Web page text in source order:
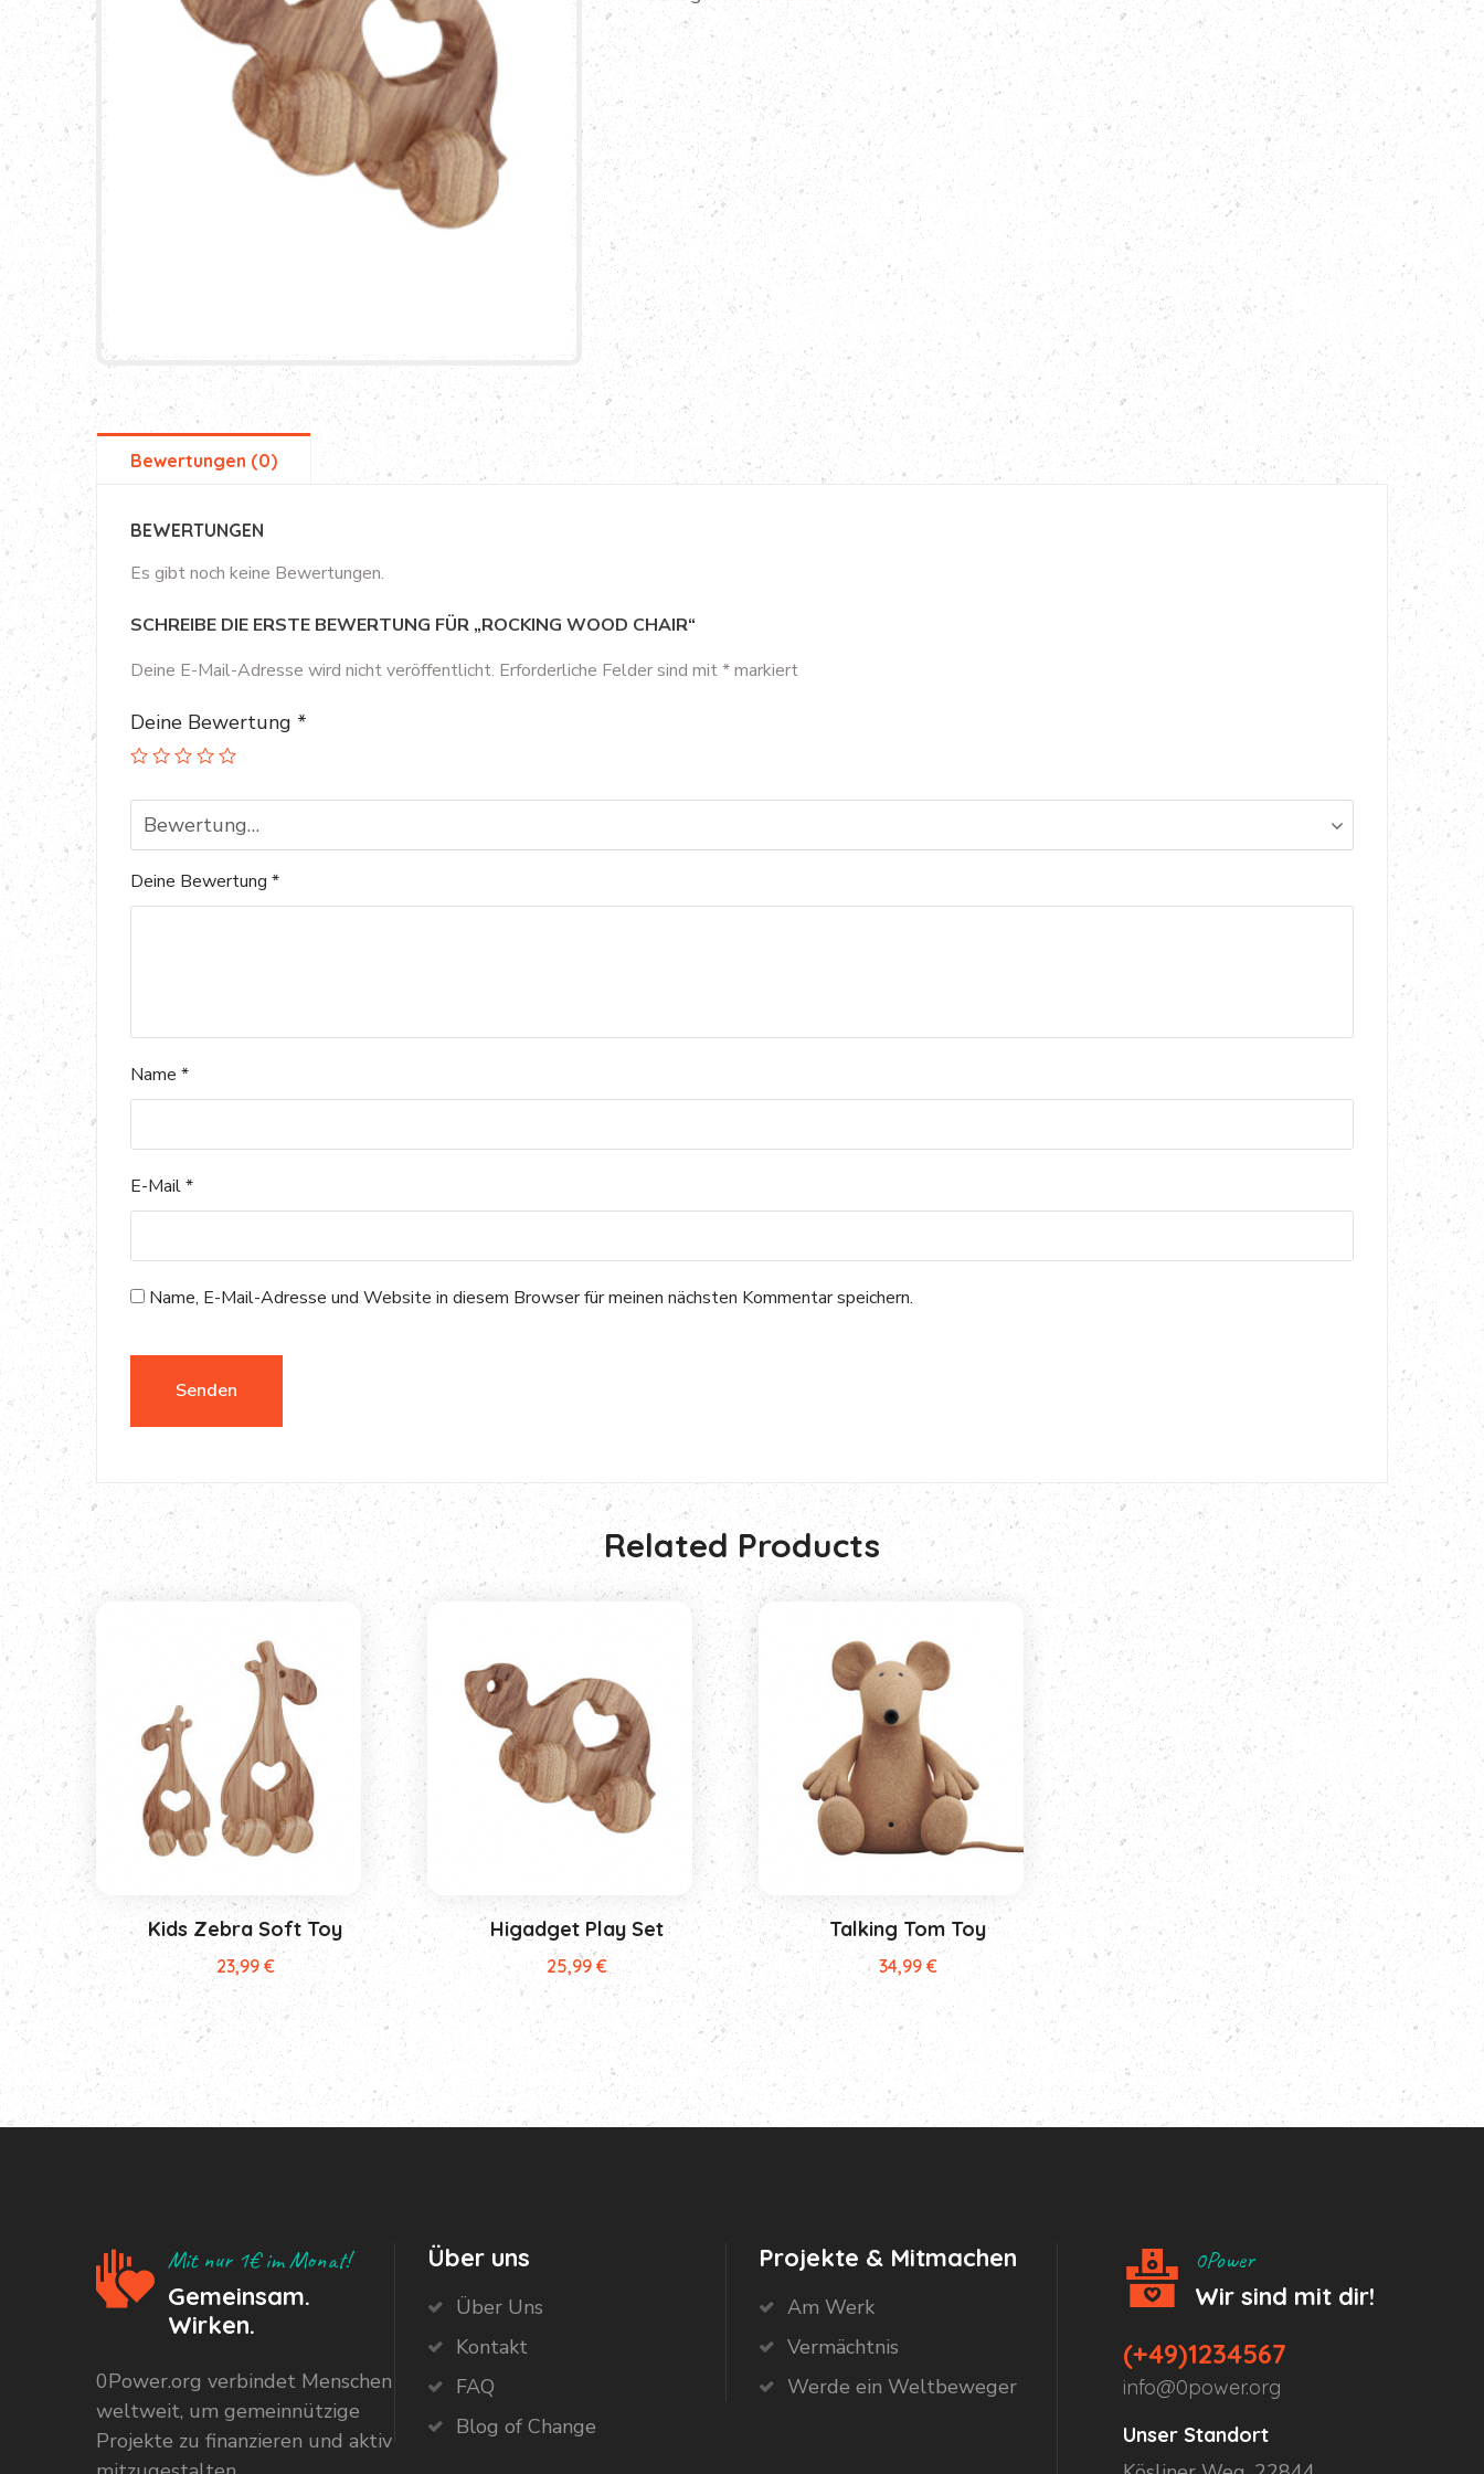
Bewertungen (0)
BEWERTUNGEN
Es gibt noch keine Bewertungen.
SCHREIBE DIE ERSTE BEWERTUNG FÜR „ROCKING WOOD CHAIR“
Deine E-Mail-Adresse wird nicht veröffentlicht. Erforderliche Felder sind mit*markiert
Deine Bewertung *
Bewertung…
Deine Bewertung *
Name *
E-Mail*
Name, E-Mail-Adresse und Website in diesem Browser für meinen nächsten Kommentar speichern.
Related Products
Kids Zebra Soft Toy
23,99 €
Higadget Play Set
25,99 €
Talking Tom Toy
34,99 €
Mit nur 1€ im Monat!
Gemeinsam.
Wirken.
0Power.org verbindet Menschen
weltweit, um gemeinnützige
Projekte zu finanzieren und aktiv
Über uns
Über Uns
Kontakt
FAQ
Blog of Change
Projekte & Mitmachen
Am Werk
Vermächtnis
Werde ein Weltbeweger
0Power
Wir sind mit dir!
(+49)1234567
info@0power.org
Unser Standort